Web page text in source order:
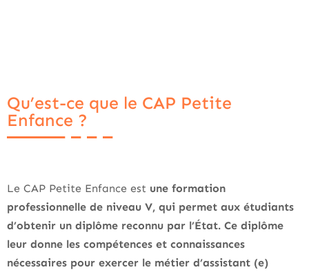
Qu’est-ce que le CAP Petite
Enfance ?
Le CAP Petite Enfance est une formation
professionnelle de niveau V, qui permet aux étudiants
d’obtenir un diplôme reconnu par l’État. Ce diplôme
leur donne les compétences et connaissances
nécessaires pour exercer le métier d’assistant (e)